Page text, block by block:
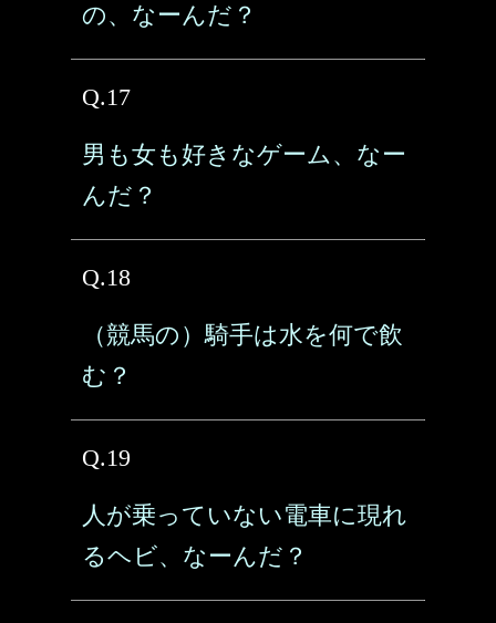
の、なーんだ？
Q.17
男も女も好きなゲーム、なー
んだ？
Q.18
（競馬の）騎手は水を何で飲
む？
Q.19
人が乗っていない電車に現れ
るヘビ、なーんだ？